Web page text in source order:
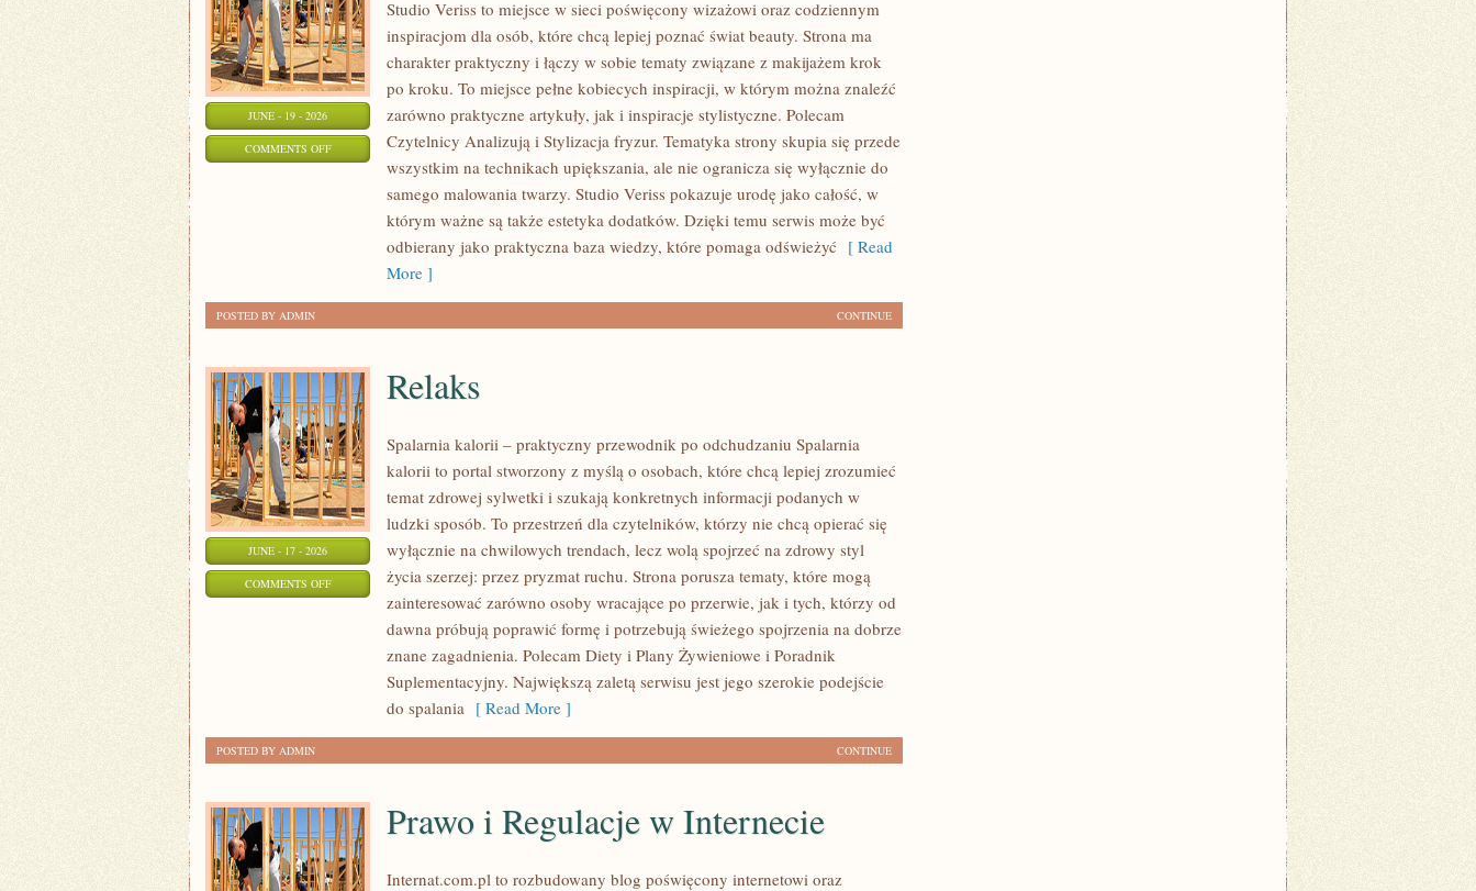
JUNE - 19 - 2026
COMMENTS OFFON
STYLIZACJE
Studio Veriss to miejsce w sieci poświęcony wizażowi oraz codziennym
inspiracjom dla osób, które chcą lepiej poznać świat beauty. Strona ma
charakter praktyczny i łączy w sobie tematy związane z makijażem krok
po kroku. To miejsce pełne kobiecych inspiracji, w którym można znaleźć
zarówno praktyczne artykuły, jak i inspiracje stylistyczne. Polecam
Czytelnicy Analizują i Stylizacja fryzur. Tematyka strony skupia się przede
wszystkim na technikach upiększania, ale nie ogranicza się wyłącznie do
samego malowania twarzy. Studio Veriss pokazuje urodę jako całość, w
którym ważne są także estetyka dodatków. Dzięki temu serwis może być
odbierany jako praktyczna baza wiedzy, które pomaga odświeżyć [ Read
More ]
CONTINUE
POSTED BY ADMIN
JUNE - 17 - 2026
COMMENTS OFFON
Relaks
Spalarnia kalorii – praktyczny przewodnik po odchudzaniu Spalarnia
kalorii to portal stworzony z myślą o osobach, które chcą lepiej zrozumieć
temat zdrowej sylwetki i szukają konkretnych informacji podanych w
ludzki sposób. To przestrzeń dla czytelników, którzy nie chcą opierać się
wyłącznie na chwilowych trendach, lecz wolą spojrzeć na zdrowy styl
życia szerzej: przez pryzmat ruchu. Strona porusza tematy, które mogą
zainteresować zarówno osoby wracające po przerwie, jak i tych, którzy od
dawna próbują poprawić formę i potrzebują świeżego spojrzenia na dobrze
znane zagadnienia. Polecam Diety i Plany Żywieniowe i Poradnik
Suplementacyjny. Największą zaletą serwisu jest jego szerokie podejście
do spalania [ Read More ]
CONTINUE
POSTED BY ADMIN
Prawo i Regulacje w Internecie
Internat.com.pl to rozbudowany blog poświęcony internetowi oraz